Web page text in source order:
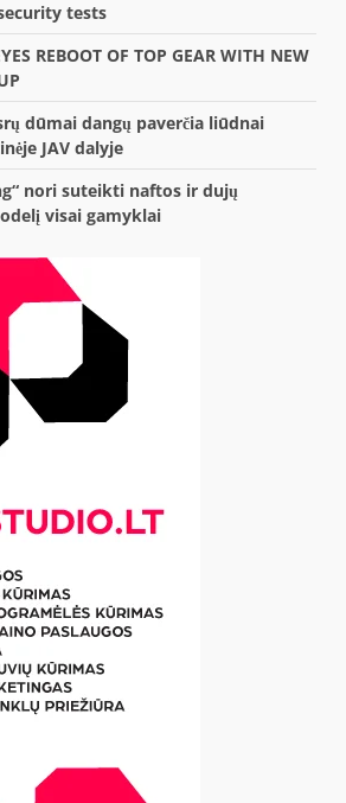
tests
REBOOT OF TOP GEAR WITH NEW
dūmai dangų paverčia liūdnai
JAV dalyje
nori suteikti naftos ir dujų
visai gamyklai